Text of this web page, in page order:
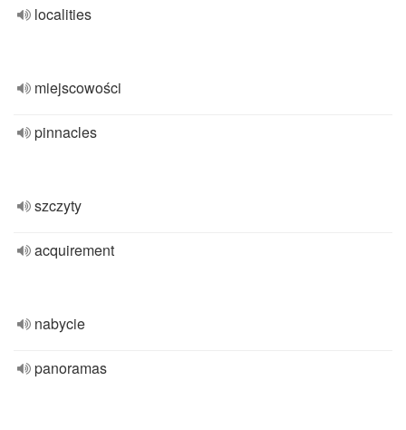
localities
miejscowości
pinnacles
szczyty
acquirement
nabycie
panoramas